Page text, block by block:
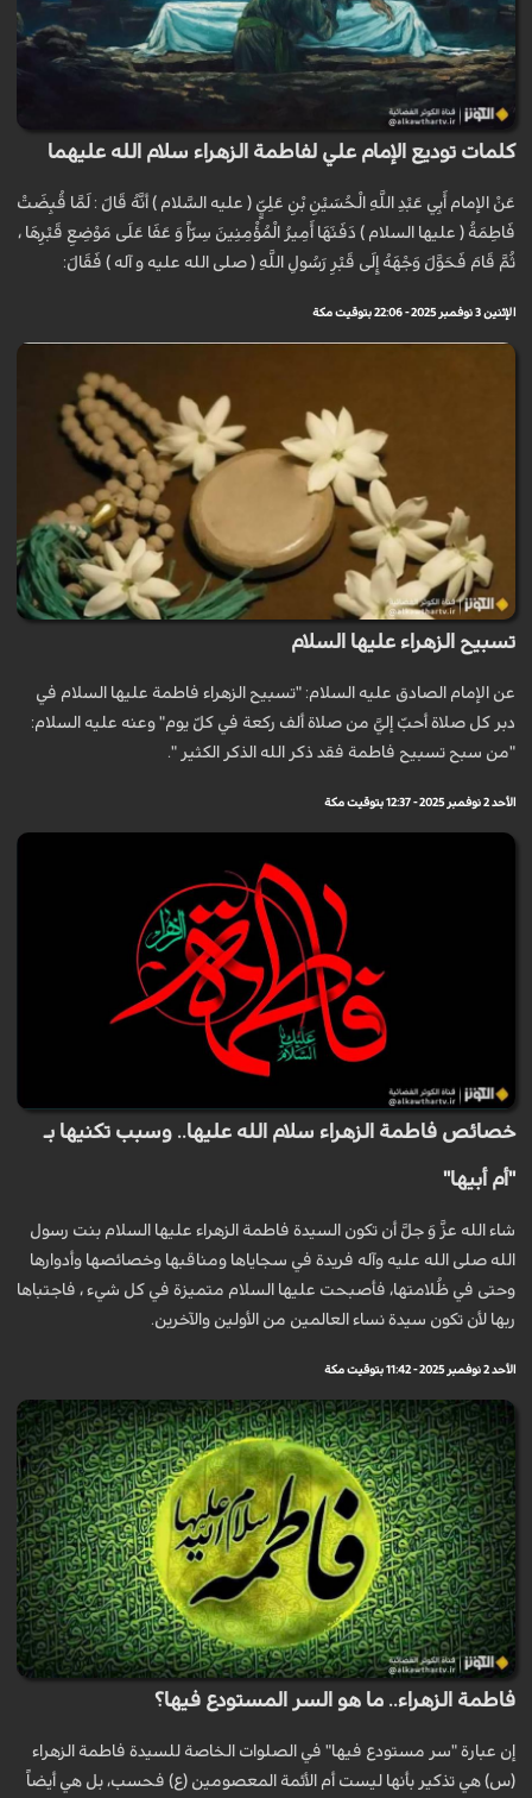
كلمات توديع الإمام علي لفاطمة الزهراء سلام الله عليهما
عَنْ الإمام أَبِي عَبْدِ اللَّهِ الْحُسَيْنِ بْنِ عَلِيٍّ ( عليه السَّلام ) أنَّهُ قَالَ : لَمَّا قُبِضَتْ
فَاطِمَةُ ( عليها السلام ) دَفَنَهَا أَمِيرُ الْمُؤْمِنِينَ سِرّاً وَ عَفَا عَلَى مَوْضِعِ قَبْرِهَا ،
ثُمَّ قَامَ فَحَوَّلَ وَجْهَهُ إِلَى قَبْرِ رَسُولِ اللَّهِ ( صلى الله عليه و آله ) فَقَالَ:
الإثنين 3 نوفمبر 2025 - 22:06 بتوقيت مكة
تسبيح الزهراء عليها السلام
عن الإمام الصادق عليه السلام: "تسبيح الزهراء فاطمة عليها السلام في
دبر كل صلاة أحبّ إليَّ من صلاة ألف ركعة في كلّ يوم" وعنه عليه السلام:
"من سبح تسبيح فاطمة فقد ذكر الله الذكر الكثير ".
الأحد 2 نوفمبر 2025 - 12:37 بتوقيت مكة
خصائص فاطمة الزهراء سلام الله عليها.. وسبب تكنيها بـ
"أم أبيها"
شاء الله عزَّ وَ جلَّ أن تكون السيدة فاطمة الزهراء عليها السلام بنت رسول
الله صلى الله عليه وآله فريدة في سجاياها ومناقبها وخصائصها وأدوارها
وحتى في ظُلامتها، فأصبحت عليها السلام متميزة في كل شيء ، فاجتباها
ربها لأن تكون سيدة نساء العالمين من الأولين والآخرين.
الأحد 2 نوفمبر 2025 - 11:42 بتوقيت مكة
فاطمة الزهراء.. ما هو السر المستودع فيها؟
إن عبارة "سر مستودع فيها" في الصلوات الخاصة للسيدة فاطمة الزهراء
(س) هي تذكير بأنها ليست أم الأئمة المعصومين (ع) فحسب، بل هي أيضاً